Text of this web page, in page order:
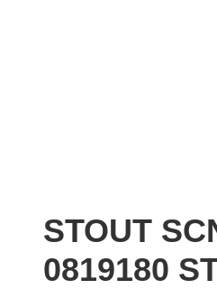
STOUT
0819180